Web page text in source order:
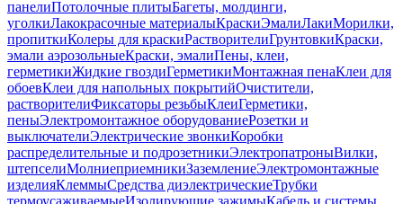
панелиПотолочные плитыБагеты, молдинги,
уголкиЛакокрасочные материалыКраскиЭмалиЛакиМорилки,
пропиткиКолеры для краскиРастворителиГрунтовкиКраски,
эмали аэрозольныеКраски, эмалиПены, клеи,
герметикиЖидкие гвоздиГерметикиМонтажная пенаКлеи для
обоевКлеи для напольных покрытийОчистители,
растворителиФиксаторы резьбыКлеиГерметики,
пеныЭлектромонтажное оборудованиеРозетки и
выключателиЭлектрические звонкиКоробки
распределительные и подрозетникиЭлектропатроныВилки,
штепселиМолниеприемникиЗаземлениеЭлектромонтажные
изделияКлеммыСредства диэлектрическиеТрубки
термоусаживаемыеИзолирующие зажимыКабель и системы